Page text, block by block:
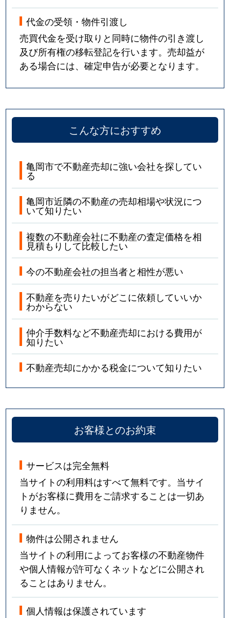
代金の受領・物件引渡し
売買代金を受け取りと同時に物件の引き渡し
及び所有権の移転登記を行います。売却益が
ある場合には、確定申告が必要となります。
こんな方におすすめ
亀岡市で不動産売却に強い会社を探してい
る
亀岡市近隣の不動産の売却相場や状況につ
いて知りたい
複数の不動産会社に不動産の査定価格を相
見積もりして比較したい
今の不動産会社の担当者と相性が悪い
不動産を売りたいがどこに依頼していいか
わからない
仲介手数料など不動産売却における費用が
知りたい
不動産売却にかかる税金について知りたい
お客様とのお約束
サービスは完全無料
当サイトの利用料はすべて無料です。当サイ
トがお客様に費用をご請求することは一切あ
りません。
物件は公開されません
当サイトの利用によってお客様の不動産物件
や個人情報が許可なくネットなどに公開され
ることはありません。
個人情報は保護されています